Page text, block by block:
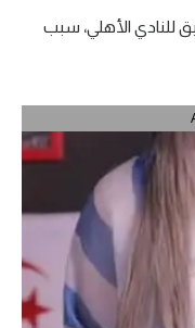
للنادي الأهلي، سبب